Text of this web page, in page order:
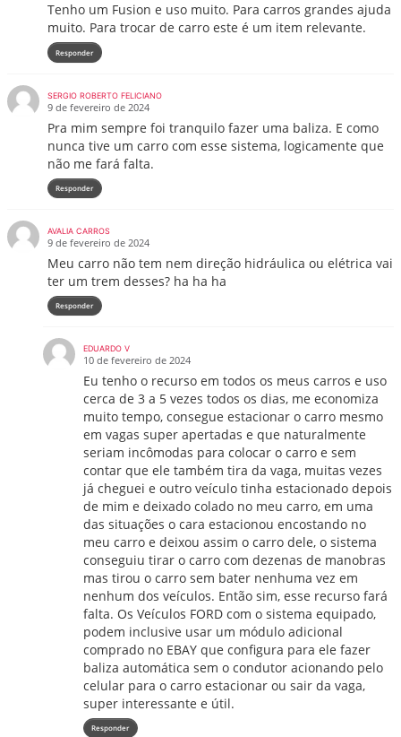
Tenho um Fusion e uso muito. Para carros grandes ajuda
muito. Para trocar de carro este é um item relevante.
Responder
SERGIO ROBERTO FELICIANO
9 de fevereiro de 2024
Pra mim sempre foi tranquilo fazer uma baliza. E como
nunca tive um carro com esse sistema, logicamente que
não me fará falta.
Responder
AVALIA CARROS
9 de fevereiro de 2024
Meu carro não tem nem direção hidráulica ou elétrica vai
ter um trem desses? ha ha ha
Responder
EDUARDO V
10 de fevereiro de 2024
Eu tenho o recurso em todos os meus carros e uso
cerca de 3 a 5 vezes todos os dias, me economiza
muito tempo, consegue estacionar o carro mesmo
em vagas super apertadas e que naturalmente
seriam incômodas para colocar o carro e sem
contar que ele também tira da vaga, muitas vezes
já cheguei e outro veículo tinha estacionado depois
de mim e deixado colado no meu carro, em uma
das situações o cara estacionou encostando no
meu carro e deixou assim o carro dele, o sistema
conseguiu tirar o carro com dezenas de manobras
mas tirou o carro sem bater nenhuma vez em
nenhum dos veículos. Então sim, esse recurso fará
falta. Os Veículos FORD com o sistema equipado,
podem inclusive usar um módulo adicional
comprado no EBAY que configura para ele fazer
baliza automática sem o condutor acionando pelo
celular para o carro estacionar ou sair da vaga,
super interessante e útil.
Responder